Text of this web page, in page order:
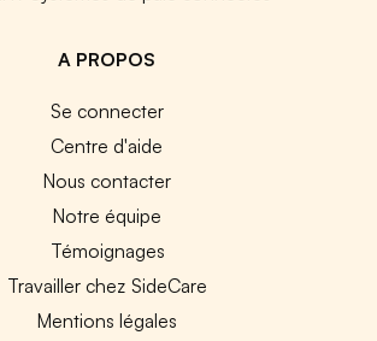
A PROPOS
Se connecter
Centre d'aide
Nous contacter
Notre équipe
Témoignages
Travailler chez SideCare
Mentions légales